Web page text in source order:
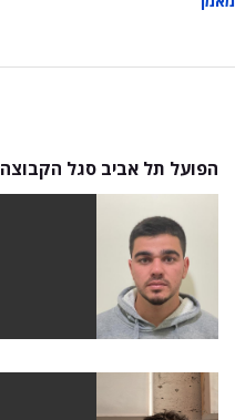
הפועל תל אביב סגל הקבוצה